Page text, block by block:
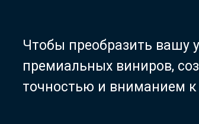
Чтобы преобразить
премиальных виниров,
точностью и вниманием